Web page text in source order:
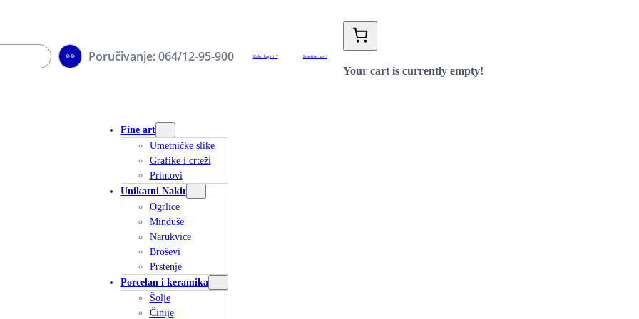
👀 Poručivanje: 064/12-95-900 Kako kupiti ? Posetite nas !
Your cart is currently empty!
Fine art
Umetničke slike
Grafike i crteži
Printovi
Unikatni Nakit
Ogrlice
Minđuše
Narukvice
Broševi
Prstenje
Porcelan i keramika
Šolje
Činije